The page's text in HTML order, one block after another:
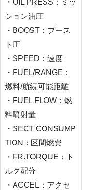
・OIL PRESS：ミッ
ション油圧
・BOOST：ブース
ト圧
・SPEED：速度
・FUEL/RANGE：
燃料/航続可能距離
・FUEL FLOW：燃
料噴射量
・SECT CONSUMP
TION：区間燃費
・FR.TORQUE：ト
ルク配分
・ACCEL：アクセ